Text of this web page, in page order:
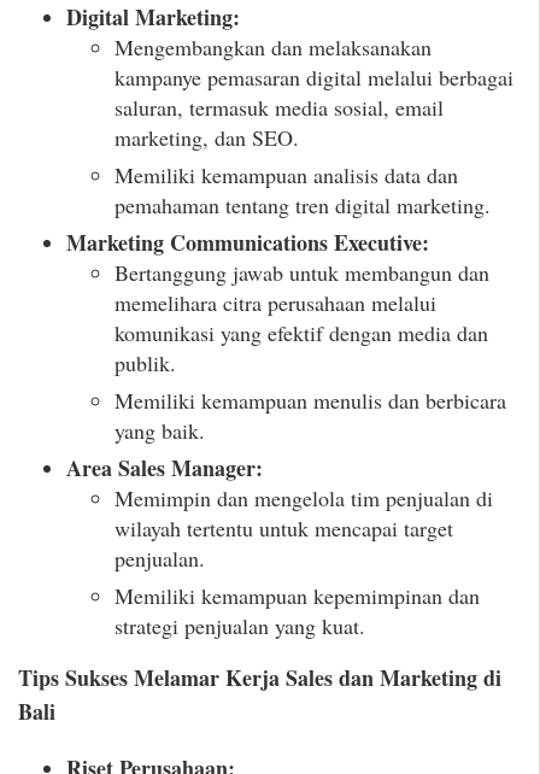
Digital Marketing:
Mengembangkan dan melaksanakan
kampanye pemasaran digital melalui berbagai
saluran, termasuk media sosial, email
marketing, dan SEO.
Memiliki kemampuan analisis data dan
pemahaman tentang tren digital marketing.
Marketing Communications Executive:
Bertanggung jawab untuk membangun dan
memelihara citra perusahaan melalui
komunikasi yang efektif dengan media dan
publik.
Memiliki kemampuan menulis dan berbicara
yang baik.
Area Sales Manager:
Memimpin dan mengelola tim penjualan di
wilayah tertentu untuk mencapai target
penjualan.
Memiliki kemampuan kepemimpinan dan
strategi penjualan yang kuat.
Tips Sukses Melamar Kerja Sales dan Marketing di
Bali
Riset Perusahaan: